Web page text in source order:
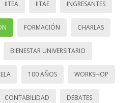
IITEA IITAE INGRESANTES
FORMACIÓN CHARLAS
BIENESTAR UNIVERSITARIO
100 AÑOS WORKSHOP
CONTABILIDAD DEBATES